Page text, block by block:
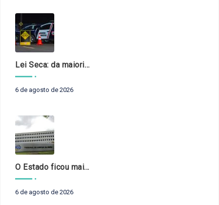
Lei Seca: da maioridade à maturidade
6 de agosto de 2026
O Estado ficou mais complexo. O controle precisa acompanhar
6 de agosto de 2026